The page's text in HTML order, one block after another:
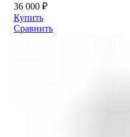
36 000 ₽
Купить
Сравнить